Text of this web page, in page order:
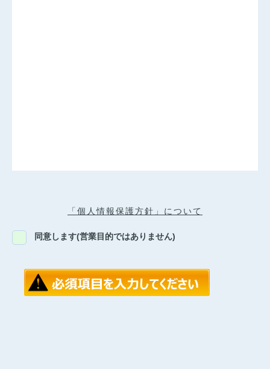
「個人情報保護方針」について
同意します(営業目的ではありません)